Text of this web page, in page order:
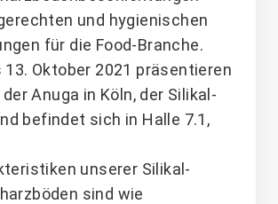
und hygienischen
für die Food-Branche.
13. Oktober 2021 präsentieren
Anuga in Köln, der Silikal-
befindet sich in Halle 7.1,
unserer Silikal-
sind wie